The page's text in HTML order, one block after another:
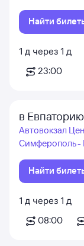
Найти
1 д через 1 д
23:00
в Евпаторию
Автовокзал
Симферополь -
Найти
1 д через 1 д
08:00